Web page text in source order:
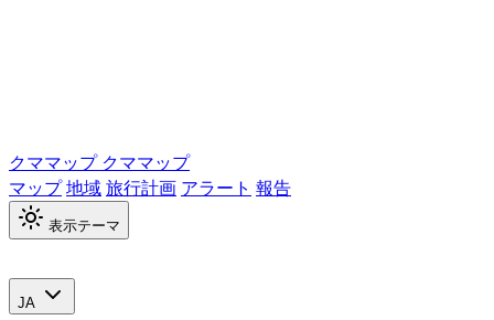
クママップ クママップ
マップ地域旅行計画 アラート 報告
表示テーマ
JA